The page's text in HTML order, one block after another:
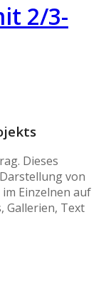
2/3-
Dieses
von
Einzelnen auf
Gallerien, Text